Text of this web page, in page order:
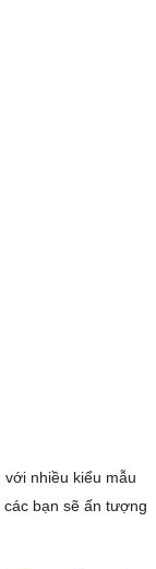
, với nhiều kiểu mẫu
bạn sẽ ấn tượng